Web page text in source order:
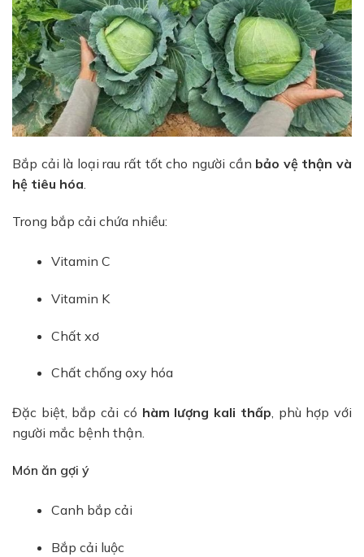
Bắp cải là loại rau rất tốt cho người cần bảo vệ thận và
hệ tiêu hóa.
Trong bắp cải chứa nhiều:
Vitamin C
Vitamin K
Chất xơ
Chất chống oxy hóa
Đặc biệt, bắp cải có hàm lượng kali thấp, phù hợp với
người mắc bệnh thận.
Món ăn gợi ý
Canh bắp cải
Bắp cải luộc